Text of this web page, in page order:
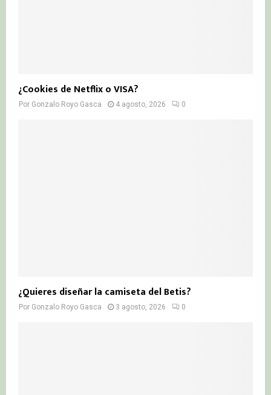
¿Cookies de Netflix o VISA?
Por Gonzalo Royo Gasca 4 agosto, 2026 0
¿Quieres diseñar la camiseta del Betis?
Por Gonzalo Royo Gasca 3 agosto, 2026 0